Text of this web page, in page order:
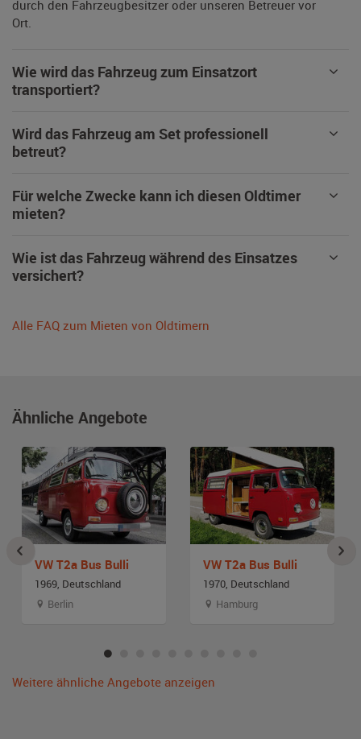
durch den Fahrzeugbesitzer oder unseren Betreuer vor
Ort.
Wie wird das Fahrzeug zum Einsatzort
transportiert?
Wird das Fahrzeug am Set professionell
betreut?
Für welche Zwecke kann ich diesen Oldtimer
mieten?
Wie ist das Fahrzeug während des Einsatzes
versichert?
Alle FAQ zum Mieten von Oldtimern
Ähnliche Angebote
VW T2a Bus Bulli
1969, Deutschland
Berlin
VW T2a Bus Bulli
1970, Deutschland
Hamburg
Weitere ähnliche Angebote anzeigen